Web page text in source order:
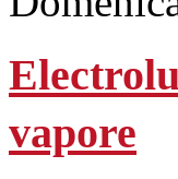
vapore